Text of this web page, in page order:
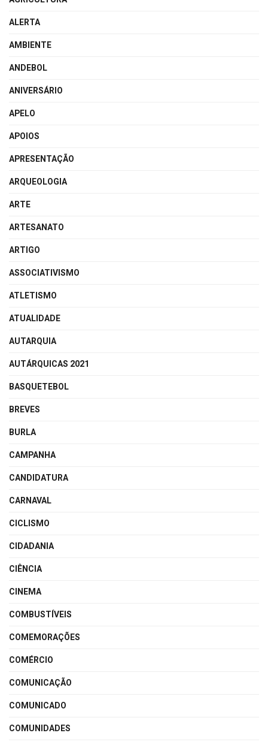
ALERTA
AMBIENTE
ANDEBOL
ANIVERSÁRIO
APELO
APOIOS
APRESENTAÇÃO
ARQUEOLOGIA
ARTE
ARTESANATO
ARTIGO
ASSOCIATIVISMO
ATLETISMO
ATUALIDADE
AUTARQUIA
AUTÁRQUICAS 2021
BASQUETEBOL
BREVES
BURLA
CAMPANHA
CANDIDATURA
CARNAVAL
CICLISMO
CIDADANIA
CIÊNCIA
CINEMA
COMBUSTÍVEIS
COMEMORAÇÕES
COMÉRCIO
COMUNICAÇÃO
COMUNICADO
COMUNIDADES